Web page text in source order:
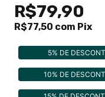
R$79,90
R$77,50 com Pix
5% DE
10% DE